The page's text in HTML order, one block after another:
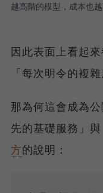
越高階的模型，成本也越
因此表面上看起
「每次明令的複
那為何這會成為
先的基礎服務」
方的說明：